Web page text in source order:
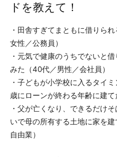
ドを教えて！
・田舎すぎてまともに借りら
女性／公務員）
・元気で健康のうちでないと
みた（40代／男性／会社員）
・子どもが小学校に入るタイ
歳にローンが終わる年齢に建て
・父が亡くなり、できるだけ
いで母の所有する土地に家を
自由業）